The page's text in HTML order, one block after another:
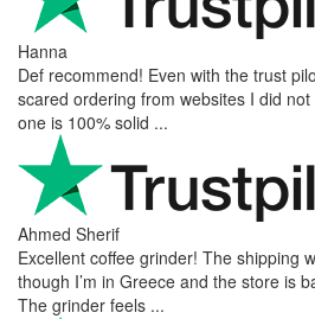
Hanna
Def recommend! Even with the trust
scared ordering from websites I did
one is 100% solid ...
Ahmed Sherif
Excellent coffee grinder! The shipping
though I’m in Greece and the store is
The grinder feels ...